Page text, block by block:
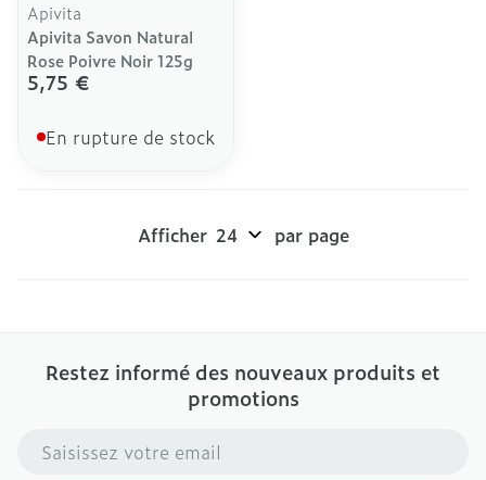
Apivita
Apivita Savon Natural
Rose Poivre Noir 125g
5,75 €
En rupture de stock
Afficher par page
Restez informé des nouveaux produits et
promotions
Adresse mail